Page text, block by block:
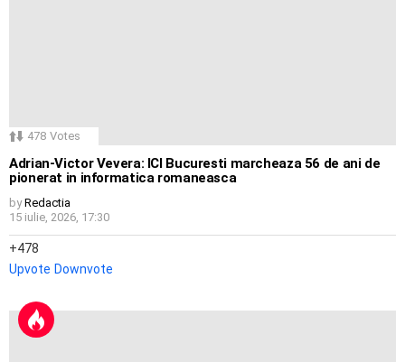
478 Votes
Adrian-Victor Vevera: ICI Bucuresti marcheaza 56 de ani de
pionerat in informatica romaneasca
by Redactia
15 iulie, 2026, 17:30
478
Upvote Downvote